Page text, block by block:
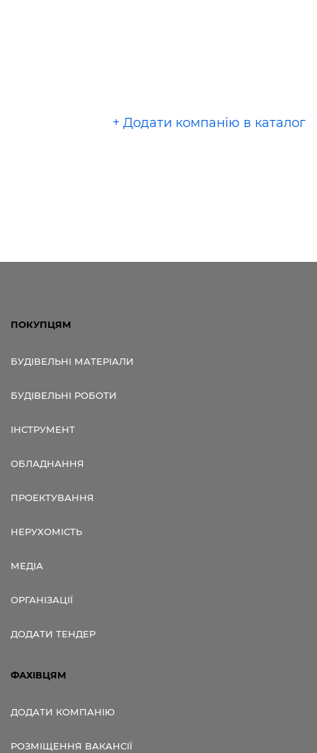
+ Додати компанію в каталог
ПОКУПЦЯМ
БУДІВЕЛЬНІ МАТЕРІАЛИ
БУДІВЕЛЬНІ РОБОТИ
ІНСТРУМЕНТ
ОБЛАДНАННЯ
ПРОЕКТУВАННЯ
НЕРУХОМІСТЬ
МЕДІА
ОРГАНІЗАЦІЇ
ДОДАТИ ТЕНДЕР
ФАХІВЦЯМ
ДОДАТИ КОМПАНІЮ
РОЗМІЩЕННЯ ВАКАНСІЇ